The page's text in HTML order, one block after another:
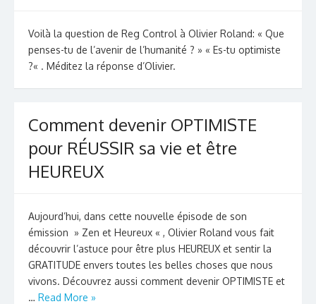
Voilà la question de Reg Control à Olivier Roland: « Que
penses-tu de l’avenir de l’humanité ? » « Es-tu optimiste
?« . Méditez la réponse d’Olivier.
Comment devenir OPTIMISTE
pour RÉUSSIR sa vie et être
HEUREUX
Aujourd’hui, dans cette nouvelle épisode de son
émission » Zen et Heureux « , Olivier Roland vous fait
découvrir l’astuce pour être plus HEUREUX et sentir la
GRATITUDE envers toutes les belles choses que nous
vivons. Découvrez aussi comment devenir OPTIMISTE et
… Read More »